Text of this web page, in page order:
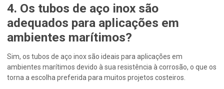
4. Os tubos de aço inox são
adequados para aplicações em
ambientes marítimos?
Sim, os tubos de aço inox são ideais para aplicações em
ambientes marítimos devido à sua resistência à corrosão, o que os
torna a escolha preferida para muitos projetos costeiros.